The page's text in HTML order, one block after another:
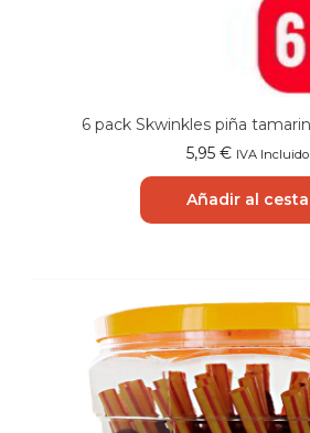
6 pack Skwinkles piña
5,95 € IVA Incluido
Añadir al cesta